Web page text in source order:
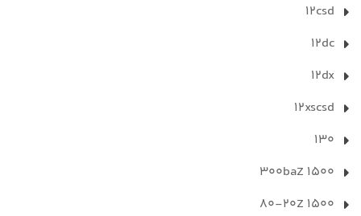
12csd
12dc
12dx
12xscsd
130
1500 300baZ
1500 80-20Z